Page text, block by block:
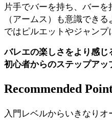
片手でバーを持ち、バー
（アームス）も意識でき
ではピルエットやジャンプ
バレエの楽しさをより感じ
初心者からのステップアッ
Recommended
入門レベルからいきなり